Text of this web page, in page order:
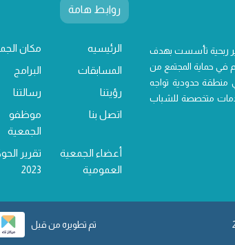
ربحية تأسست بهدف
في حماية المجتمع من
منطقة حدودية تواجه
خدمات متخصصة للشباب
روابط هامة
الرئيسيه مكان
المسابقات
البرامج
رؤيتنا
رسالتنا
اتصل بنا
موظفو
الجمعية
أعضاء الجمعية
العمومية
تقرير
2023
تم تطويره من قبل